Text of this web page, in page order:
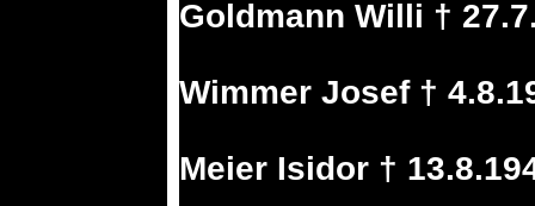
Goldmann Willi †
Wimmer Josef †
Meier Isidor †